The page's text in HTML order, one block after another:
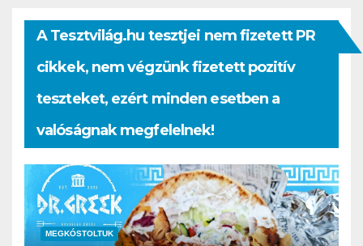
A Tesztvilág.hu tesztjei nem fizetett PR
cikkek, nem végzünk fizetett pozitív
teszteket, ezért minden esetben a
valóságnak megfelelnek!
MEGKÓSTOLTUK